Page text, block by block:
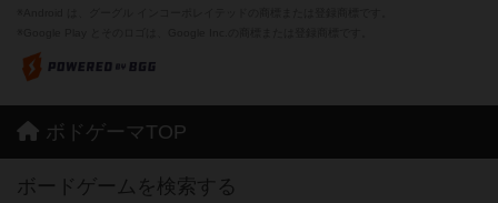
ボドゲーマTOP
ボードゲームを検索する